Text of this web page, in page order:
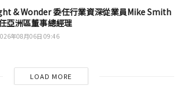
& Wonder 委任行業資深從業員Mike Smith
亞洲區董事總經理
年08月06日 09:46
LOAD MORE